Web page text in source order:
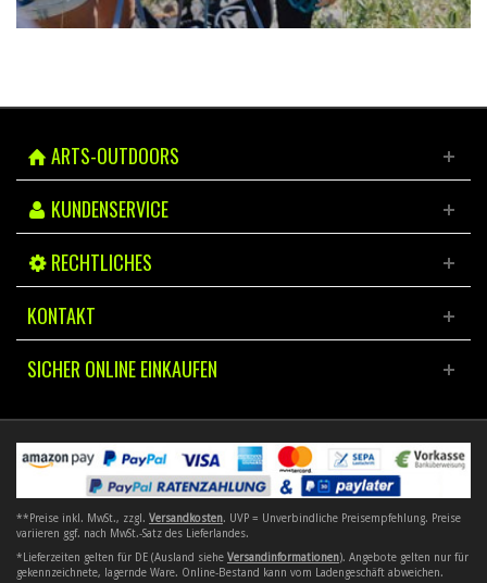
ARTS-OUTDOORS
KUNDENSERVICE
RECHTLICHES
KONTAKT
SICHER ONLINE EINKAUFEN
**Preise inkl. MwSt., zzgl. Versandkosten. UVP = Unverbindliche Preisempfehlung. Preise
variieren ggf. nach MwSt.-Satz des Lieferlandes.
*Lieferzeiten gelten für DE (Ausland siehe Versandinformationen). Angebote gelten nur für
gekennzeichnete, lagernde Ware. Online-Bestand kann vom Ladengeschäft abweichen.